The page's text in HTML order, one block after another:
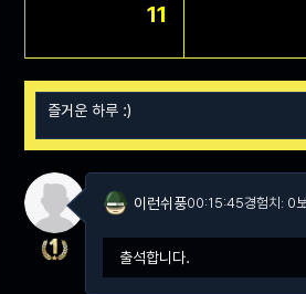
11
이런쉬풍00:15:45경험치: 0
출석합니다.